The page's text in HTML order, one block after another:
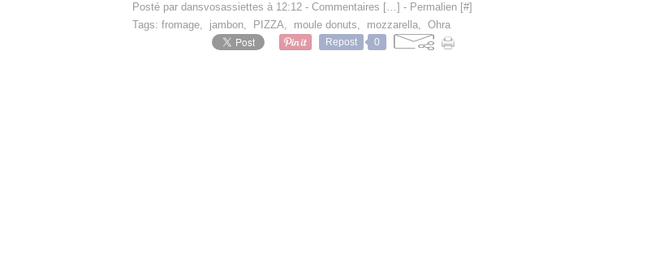
Posté par dansvosassiettes à 12:12 - Commentaires […] - Permalien [#]
Tags: fromage, jambon, PIZZA, moule donuts, mozzarella, Ohra
Repost 0